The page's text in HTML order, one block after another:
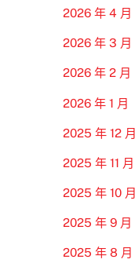
2026 年 4 月
2026 年 3 月
2026 年 2 月
2026 年 1 月
2025 年 12 月
2025 年 11 月
2025 年 10 月
2025 年 9 月
2025 年 8 月